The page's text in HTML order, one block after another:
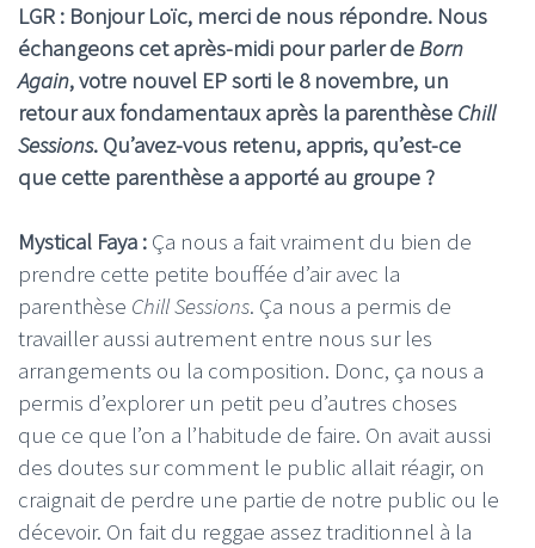
LGR : Bonjour Loïc, merci de nous répondre. Nous
échangeons cet après-midi pour parler deBorn
Again, votre nouvel EP sorti le 8 novembre, un
retour aux fondamentaux après la parenthèse Chill
Sessions. Qu’avez-vous retenu, appris, qu’est-ce
que cette parenthèse a apporté au groupe ?
Mystical Faya : Ça nous a fait vraiment du bien de
prendre cette petite bouffée d’air avec la
parenthèse Chill Sessions. Ça nous a permis de
travailler aussi autrement entre nous sur les
arrangements ou la composition. Donc, ça nous a
permis d’explorer un petit peu d’autres choses
que ce que l’on a l’habitude de faire. On avait aussi
des doutes sur comment le public allait réagir, on
craignait de perdre une partie de notre public ou le
décevoir. On fait du reggae assez traditionnel à la